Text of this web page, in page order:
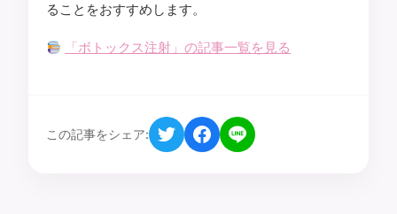
ることをおすすめします。
「ボトックス注射」の記事一覧を見る
この記事をシェア: